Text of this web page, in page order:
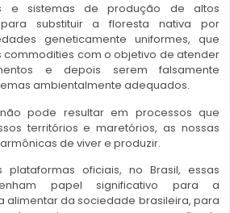
e sistemas de produção de altos
para substituir a floresta nativa por
geneticamente uniformes, que
com o objetivo de atender
e depois serem falsamente
ambientalmente adequados.
pode resultar em processos que
territórios e maretórios, as nossas
de viver e produzir.
oficiais, no Brasil, essas
papel significativo para a
alimentar da sociedade brasileira, para